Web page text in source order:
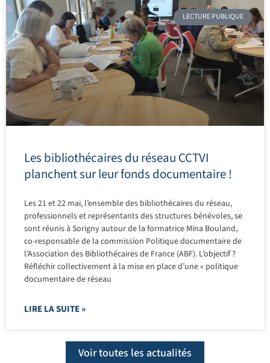
LECTURE PUBLIQUE
Les bibliothécaires du réseau CCTVI
planchent sur leur fonds documentaire !
Les 21 et 22 mai, l’ensemble des bibliothécaires du réseau,
professionnels et représentants des structures bénévoles, se
sont réunis à Sorigny autour de la formatrice Mina Bouland,
co-responsable de la commission Politique documentaire de
l’Association des Bibliothécaires de France (ABF). L’objectif ?
Réfléchir collectivement à la mise en place d’une « politique
documentaire de réseau
LIRE LA SUITE »
Voir toutes les actualités